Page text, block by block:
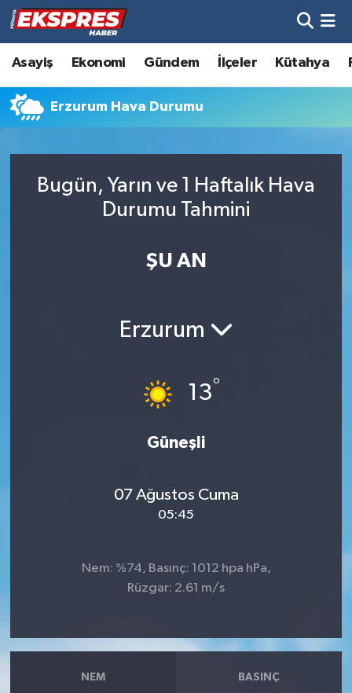
Asayiş Ekonomi Gündem İlçeler Kütahya
Erzurum Hava Durumu
Bugün, Yarın ve 1 Haftalık Hava
Durumu Tahmini
ŞU AN
Erzurum
13°
Güneşli
07 Ağustos Cuma
05:45
Nem: %74, Basınç: 1012 hpa hPa,
Rüzgar: 2.61 m/s
NEM BASINÇ
Altıntaş
Asayiş
Biyografiler
Hava Durumu
Trafik Durumu
Tüm Manşetler
Son Dakika Haberleri